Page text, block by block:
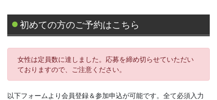
初めての方のご予約はこちら
女性は定員数に達しました。応募を締め切らせていただい
ておりますので、ご注意ください。
以下フォームより会員登録＆参加申込が可能です。全て必須入力